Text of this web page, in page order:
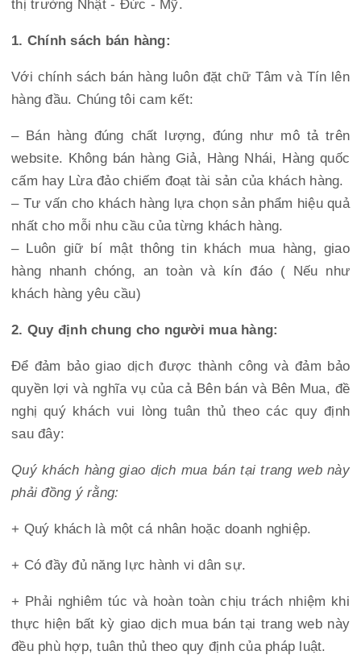
thị trường Nhật - Đức - Mỹ.
1. Chính sách bán hàng:
Với chính sách bán hàng luôn đặt chữ Tâm và Tín lên
hàng đầu. Chúng tôi cam kết:
– Bán hàng đúng chất lượng, đúng như mô tả trên
website. Không bán hàng Giả, Hàng Nhái, Hàng quốc
cấm hay Lừa đảo chiếm đoạt tài sản của khách hàng.
– Tư vấn cho khách hàng lựa chọn sản phẩm hiệu quả
nhất cho mỗi nhu cầu của từng khách hàng.
– Luôn giữ bí mật thông tin khách mua hàng, giao
hàng nhanh chóng, an toàn và kín đáo ( Nếu như
khách hàng yêu cầu)
2. Quy định chung cho người mua hàng:
Để đảm bảo giao dịch được thành công và đảm bảo
quyền lợi và nghĩa vụ của cả Bên bán và Bên Mua, đề
nghị quý khách vui lòng tuân thủ theo các quy định
sau đây:
Quý khách hàng giao dịch mua bán tại trang web này
phải đồng ý rằng:
+ Quý khách là một cá nhân hoặc doanh nghiệp.
+ Có đầy đủ năng lực hành vi dân sự.
+ Phải nghiêm túc và hoàn toàn chịu trách nhiệm khi
thực hiện bất kỳ giao dịch mua bán tại trang web này
đều phù hợp, tuân thủ theo quy định của pháp luật.